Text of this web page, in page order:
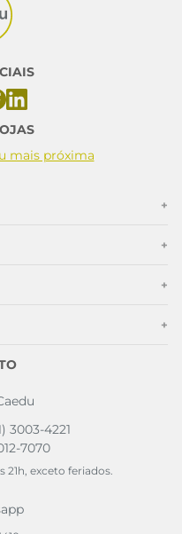
mais próxima
+
+
+
+
3003-4221
7070
21h, exceto feriados.